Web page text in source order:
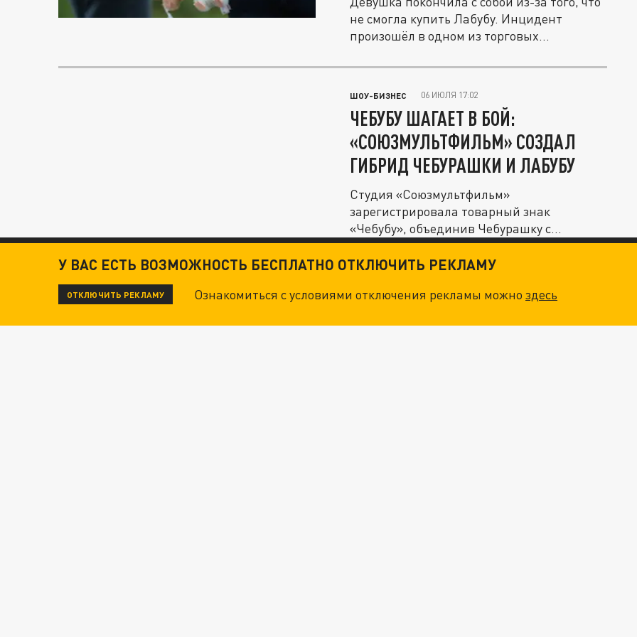
не смогла купить Лабубу. Инцидент
произошёл в одном из торговых...
ШОУ-БИЗНЕС 06 ИЮЛЯ 17:02
ЧЕБУБУ ШАГАЕТ В БОЙ:
«СОЮЗМУЛЬТФИЛЬМ» СОЗДАЛ
ГИБРИД ЧЕБУРАШКИ И ЛАБУБУ
Студия «Союзмультфильм»
зарегистрировала товарный знак
«Чебубу», объединив Чебурашку с
популярной игрушкой...
У ВАС ЕСТЬ ВОЗМОЖНОСТЬ БЕСПЛАТНО ОТКЛЮЧИТЬ РЕКЛАМУ
ОТКЛЮЧИТЬ РЕКЛАМУ Ознакомиться с условиями отключения рекламы можноздесь